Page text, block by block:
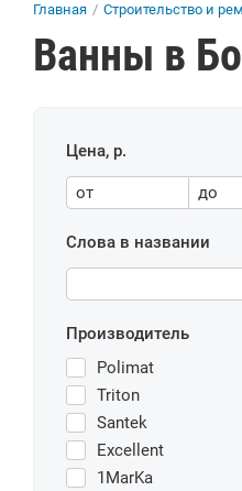
Главная / Строительство и
Ванны в
Цена, р.
от до
Слова в названии
Производитель
Polimat
Triton
Santek
Excellent
1MarKa